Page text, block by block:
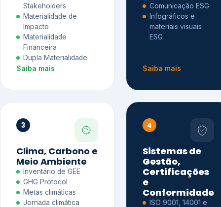
Stakeholders
Materialidade de
Impacto
Materialidade
Financeira
Dupla Materialidade
Saiba mais
Comunicação ESG
Infográficos e
materiais visuais
ESG
Saiba mais
3
Clima, Carbono e
Meio Ambiente
Inventário de GEE
GHG Protocol
Metas climáticas
Jornada climática
4
Sistemas de
Gestão,
Certificações
e
Conformidade
ISO 9001, 14001 e